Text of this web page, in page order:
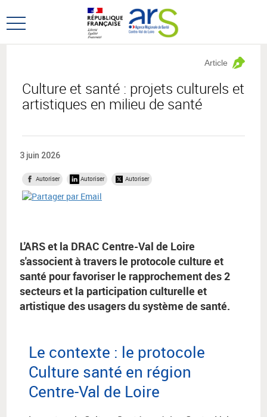
au
menu
au
contenu
Ouvrir
Culture et santé : projets culturels et
artistiques en milieu de santé
Article
3 juin 2026
Autoriser Autoriser Autoriser
L'ARS et la DRAC Centre-Val de Loire
s'associent à travers le protocole culture et
santé pour favoriser le rapprochement des 2
secteurs et la participation culturelle et
artistique des usagers du système de santé.
Le contexte : le protocole
Culture santé en région
Centre-Val de Loire